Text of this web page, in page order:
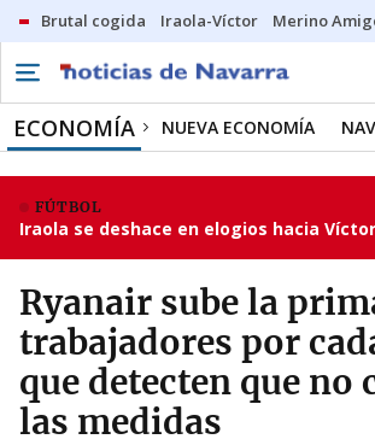
Brutal cogida Iraola-Víctor Merino
ECONOMÍA NUEVA ECONOMÍA
FÚTBOL
Iraola se deshace en elogios hacia
Ryanair sube la
trabajadores por
que detecten que no
las medidas